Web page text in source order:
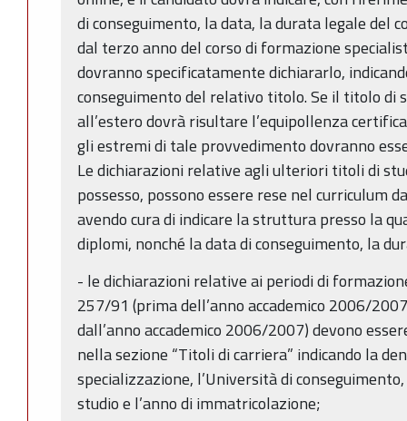
di conseguimento, la data, la durata legale del
dal terzo anno del corso di formazione
dovranno specificatamente dichiararlo,
conseguimento del relativo titolo. Se il titolo di
all’estero dovrà risultare l’equipollenza
gli estremi di tale provvedimento dovranno
Le dichiarazioni relative agli ulteriori titoli di
possesso, possono essere rese nel curriculum
avendo cura di indicare la struttura presso la
diplomi, nonché la data di conseguimento, la
- le dichiarazioni relative ai periodi di
257/91 (prima dell’anno accademico 2006/
dall’anno accademico 2006/2007) devono
nella sezione “Titoli di carriera” indicando la
specializzazione, l’Università di
studio e l’anno di immatricolazione;